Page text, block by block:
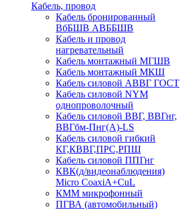
Кабель, провод
Кабель бронированный
ВбБШВ АВББШВ
Кабель и провод
нагревательный
Кабель монтажный МГШВ
Кабель монтажный МКШ
Кабель силовой АВВГ ГОСТ
Кабель силовой NYM
однопроволочный
Кабель силовой ВВГ, ВВГнг,
ВВГбм-Пнг(А)-LS
Кабель силовой гибкий
КГ,КВВГ,ПРС,РПШ
Кабель силовой ППГнг
КВК(д/видеонаблюдения)
Micro CoaxiA+CuL
КММ микрофонный
ПГВА (автомобильный)